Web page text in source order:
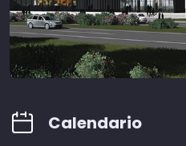
Calendario